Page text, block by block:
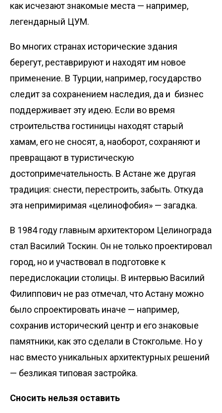
как исчезают знакомые места — например,
легендарный ЦУМ.
Во многих странах исторические здания
берегут, реставрируют и находят им новое
применение. В Турции, например, государство
следит за сохранением наследия, да и бизнес
поддерживает эту идею. Если во время
строительства гостиницы находят старый
хамам, его не сносят, а, наоборот, сохраняют и
превращают в туристическую
достопримечательность. В Астане же другая
традиция: снести, перестроить, забыть. Откуда
эта непримиримая «целинофобия» — загадка.
В 1984 году главным архитектором Целинограда
стал Василий Тоскин. Он не только проектировал
город, но и участвовал в подготовке к
передислокации столицы. В интервью Василий
Филиппович не раз отмечал, что Астану можно
было спроектировать иначе — например,
сохранив исторический центр и его знаковые
памятники, как это сделали в Стокгольме. Но у
нас вместо уникальных архитектурных решений
— безликая типовая застройка.
Сносить нельзя оставить